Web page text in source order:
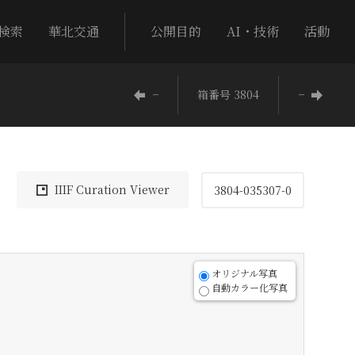
索 華北交通 公開目的 AI・技術 活動
− 箱番号 3804 −
IIIF Curation Viewer 3804-035307-0
オリジナル写真
自動カラー化写真